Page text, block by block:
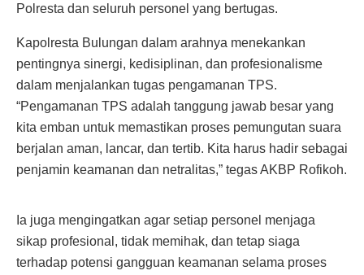
Polresta dan seluruh personel yang bertugas.
Kapolresta Bulungan dalam arahnya menekankan
pentingnya sinergi, kedisiplinan, dan profesionalisme
dalam menjalankan tugas pengamanan TPS.
“Pengamanan TPS adalah tanggung jawab besar yang
kita emban untuk memastikan proses pemungutan suara
berjalan aman, lancar, dan tertib. Kita harus hadir sebagai
penjamin keamanan dan netralitas,” tegas AKBP Rofikoh.
Ia juga mengingatkan agar setiap personel menjaga
sikap profesional, tidak memihak, dan tetap siaga
terhadap potensi gangguan keamanan selama proses